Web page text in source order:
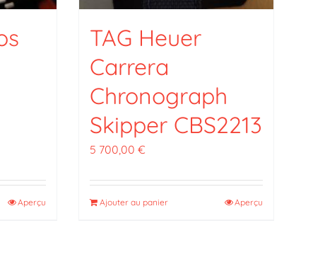
Aperçu
TAG Heuer
Carrera
Chronograph
Skipper CBS2213
5 700,00 €
Ajouter au panier Aperçu